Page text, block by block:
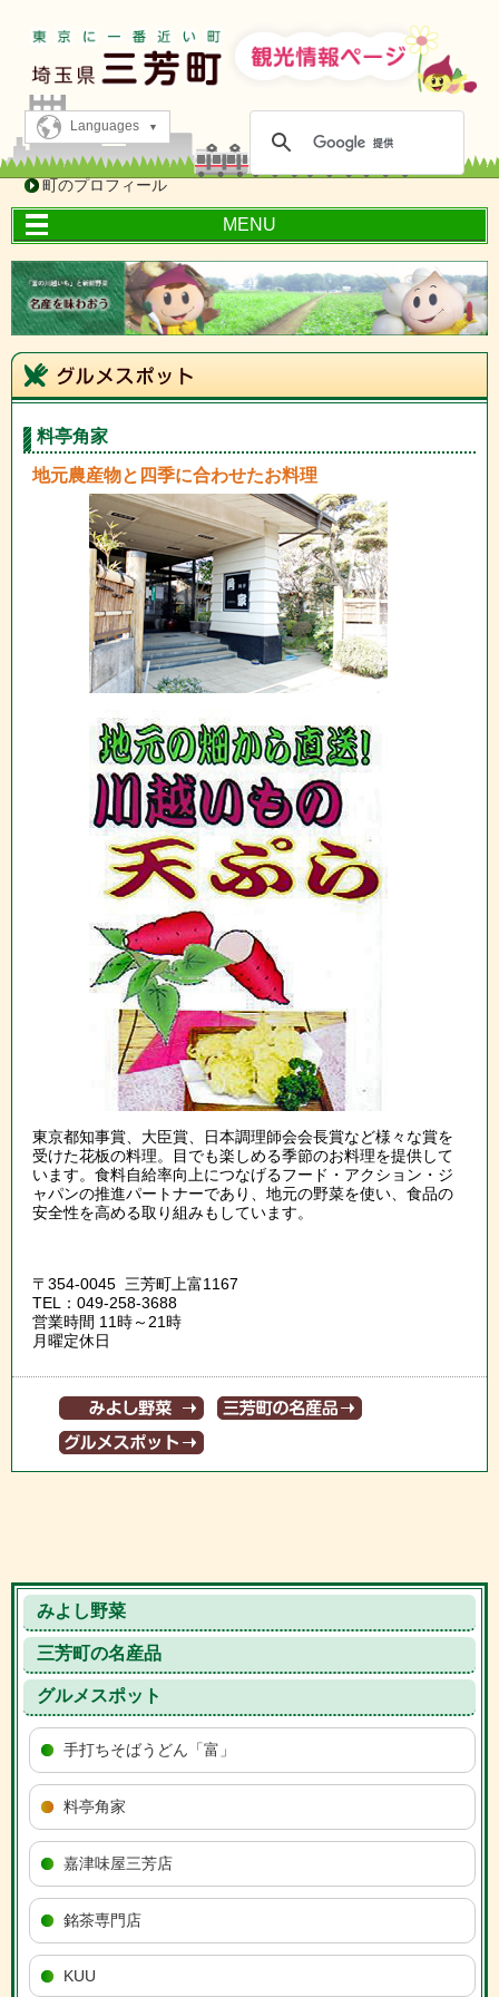
Languages
町のプロフィール
MENU
料亭角家
地元農産物と四季に合わせたお料理
東京都知事賞、大臣賞、日本調理師会会長賞など様々な賞を
受けた花板の料理。目でも楽しめる季節のお料理を提供して
います。食料自給率向上につなげるフード・アクション・ジ
ャパンの推進パートナーであり、地元の野菜を使い、食品の
安全性を高める取り組みもしています。
〒354-0045 三芳町上富1167
TEL：049-258-3688
営業時間 11時～21時
月曜定休日
みよし野菜
三芳町の名産品
グルメスポット
手打ちそばうどん「富」
料亭角家
嘉津味屋三芳店
銘茶専門店
KUU